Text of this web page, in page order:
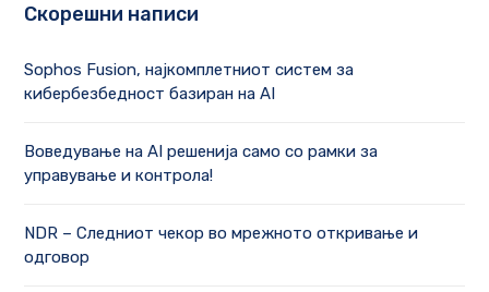
Скорешни написи
Sophos Fusion, најкомплетниот систем за
кибербезбедност базиран на AI
Воведување на AI решенија само со рамки за
управување и контрола!
NDR – Следниот чекор во мрежното откривање и
одговор